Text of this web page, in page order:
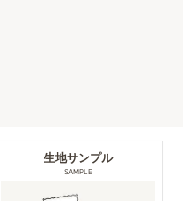
生地サンプル
SAMPLE